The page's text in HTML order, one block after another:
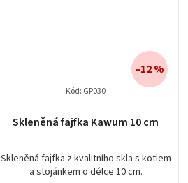
Skleněná fajfka Kawum 10 cm
Skleněná fajfka z kvalitního skla s kotlem
a stojánkem o délce 10 cm.
hodnocení
je
4,0
–12 %
Kód: GP030